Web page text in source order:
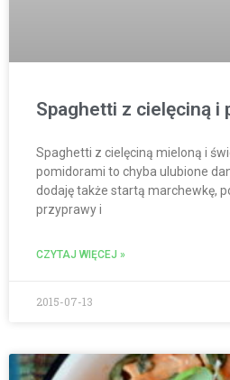
Spaghetti z cielęciną i
Spaghetti z cielęciną mieloną i
pomidorami to chyba ulubione
dodaję także startą marchewkę,
przyprawy i
CZYTAJ WIĘCEJ »
2015-07-13